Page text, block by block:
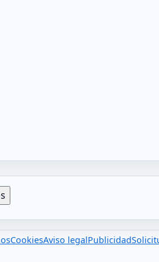
CookiesAviso legalPublicidad